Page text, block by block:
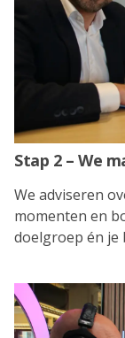
Stap 2 – We
We adviseren
momenten en
doelgroep én je